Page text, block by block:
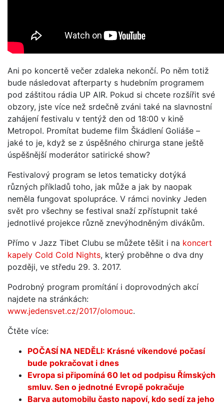
Ani po koncertě večer zdaleka nekončí. Po něm totiž
bude následovat afterparty s hudebním programem
pod záštitou rádia UP AIR. Pokud si chcete rozšířit své
obzory, jste více než srdečně zváni také na slavnostní
zahájení festivalu v tentýž den od 18:00 v kině
Metropol. Promítat budeme film Škádlení Goliáše –
jaké to je, když se z úspěšného chirurga stane ještě
úspěšnější moderátor satirické show?
Festivalový program se letos tematicky dotýká
různých příkladů toho, jak může a jak by naopak
neměla fungovat spolupráce. V rámci novinky Jeden
svět pro všechny se festival snaží zpřístupnit také
jednotlivé projekce různě znevýhodněným divákům.
Přímo v Jazz Tibet Clubu se můžete těšit i na koncert
kapely Cold Cold Nights, který proběhne o dva dny
později, ve středu 29. 3. 2017.
Podrobný program promítání i doprovodných akcí
najdete na stránkách:
www.jedensvet.cz/2017/olomouc.
Čtěte více:
POČASÍ NA NEDĚLI: Krásné víkendové počasí
bude pokračovat i dnes
Evropa si připomíná 60 let od podpisu Římských
smluv. Sen o jednotné Evropě pokračuje
Barva automobilu často napoví, kdo sedí za jeho